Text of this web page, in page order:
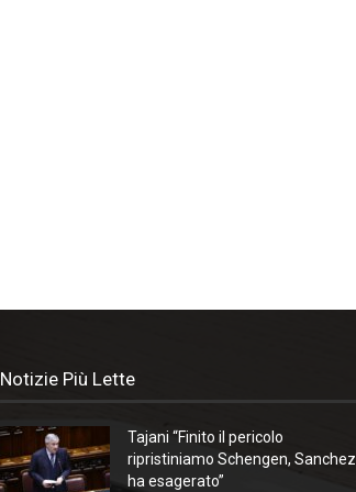
Notizie Più Lette
Tajani “Finito il pericolo
ripristiniamo Schengen, Sanchez
ha esagerato”